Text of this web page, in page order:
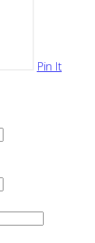
Pin It